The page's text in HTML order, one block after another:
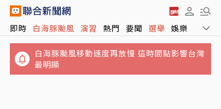
即時 白海豚颱風 演習 熱門 要聞 選舉 娛樂 運動
白海豚颱風移動速度再放慢 這時間點影響台灣
最明顯